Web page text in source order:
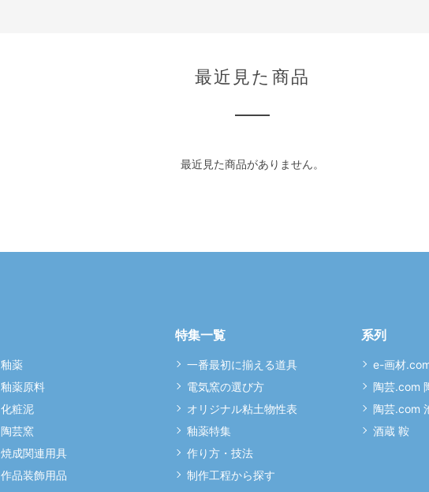
最近見た商品
最近見た商品がありません。
釉薬
釉薬原料
化粧泥
陶芸窯
焼成関連用具
作品装飾用品
特集一覧
一番最初に揃える道具
電気窯の選び方
オリジナル粘土物性表
釉薬特集
作り方・技法
制作工程から探す
系列
e-画材
陶芸.com
陶芸.com
酒蔵 鞍